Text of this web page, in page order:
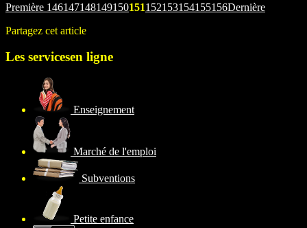
Première 146147148149150151152153154155156Dernière
Partagez cet article
Les servicesen ligne
Enseignement
Marché de l'emploi
Subventions
Petite enfance